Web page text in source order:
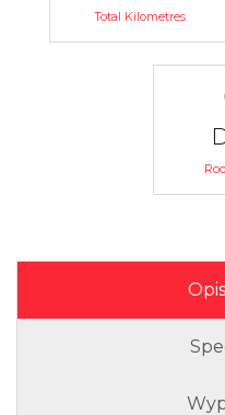
Total Kilometres